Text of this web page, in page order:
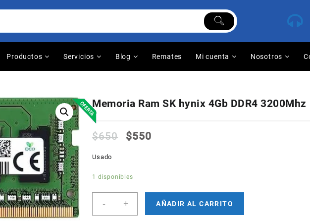
Productos Servicios Blog Remates Mi cuenta Nosotros
Memoria Ram SK hynix 4Gb DDR4 3200Mhz
$650 $550
Usado
1 disponibles
-
Ram+ AÑADIR AL CARRITO